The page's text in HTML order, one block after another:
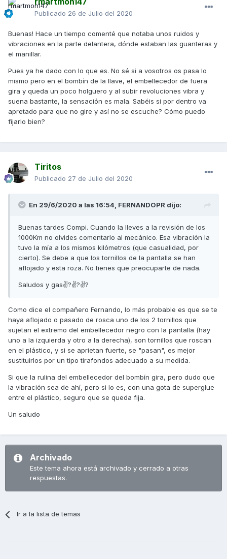
Publicado 26 de Julio del 2020
Buenas! Hace un tiempo comenté que notaba unos ruidos y
vibraciones en la parte delantera, dónde estaban las guanteras y
el manillar.
Pues ya he dado con lo que es. No sé si a vosotros os pasa lo
mismo pero en el bombín de la llave, el embellecedor de fuera
gira y queda un poco holguero y al subir revoluciones vibra y
suena bastante, la sensación es mala. Sabéis si por dentro va
apretado para que no gire y así no se escuche? Cómo puedo
fijarlo bien?
Tiritos
Publicado 27 de Julio del 2020
En 29/6/2020 a las 16:54, FERNANDOPR dijo:
Buenas tardes Compi. Cuando la lleves a la revisión de los
1000Km no olvides comentarlo al mecánico. Esa vibración la
tuvo la mía a los mismos kilómetros (que casualidad, por
cierto). Se debe a que los tornillos de la pantalla se han
aflojado y esta roza. No tienes que preocuparte de nada.
Saludos y gas✌?✌?✌?
Como dice el compañero Fernando, lo más probable es que se te
haya aflojado o pasado de rosca uno de los 2 tornillos que
sujetan el extremo del embellecedor negro con la pantalla (hay
uno a la izquierda y otro a la derecha), son tornillos que roscan
en el plástico, y si se aprietan fuerte, se "pasan", es mejor
sustituirlos por un tipo tirafondos adecuado a su medida.
Si que la rulina del embellecedor del bombín gira, pero dudo que
la vibración sea de ahí, pero si lo es, con una gota de superglue
entre el plástico, seguro que se queda fija.
Un saludo
Archivado
Este tema ahora está archivado y cerrado a otras
respuestas.
Ir a la lista de temas